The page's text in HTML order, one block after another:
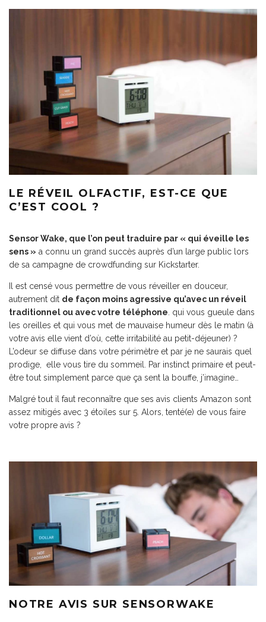
LE RÉVEIL OLFACTIF, EST-CE QUE
C’EST COOL ?
Sensor Wake, que l’on peut traduire par « qui éveille les
sens » a connu un grand succès auprès d’un large public lors
de sa campagne de crowdfunding sur Kickstarter.
Il est censé vous permettre de vous réveiller en douceur,
autrement dit de façon moins agressive qu’avec un réveil
traditionnel ou avec votre téléphone. qui vous gueule dans
les oreilles et qui vous met de mauvaise humeur dès le matin (à
votre avis elle vient d’où, cette irritabilité au petit-déjeuner) ?
L’odeur se diffuse dans votre périmètre et par je ne saurais quel
prodige, elle vous tire du sommeil. Par instinct primaire et peut-
être tout simplement parce que ça sent la bouffe, j’imagine…
Malgré tout il faut reconnaître que ses avis clients Amazon sont
assez mitigés avec 3 étoiles sur 5. Alors, tenté(e) de vous faire
votre propre avis ?
NOTRE AVIS SUR SENSORWAKE